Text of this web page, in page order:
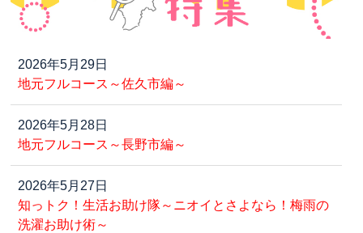
2026年5月29日
地元フルコース～佐久市編～
2026年5月28日
地元フルコース～長野市編～
2026年5月27日
知っトク！生活お助け隊～ニオイとさよなら！梅雨の
洗濯お助け術～